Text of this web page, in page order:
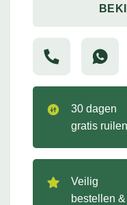
30 dagen
gratis ruilen
Veilig
bestellen &